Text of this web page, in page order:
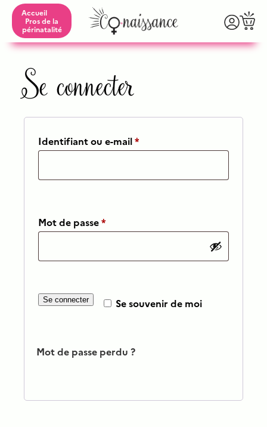
Accueil
Pros de la
périnatalité
Se connecter
Identifiant ou e-mail*Obligatoire
Mot de passe*Obligatoire
Se souvenir de moi
Se connecter
Mot de passe perdu ?